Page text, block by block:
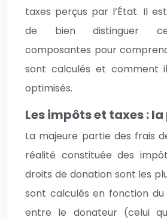
taxes perçus par l’État. Il
de bien distinguer
composantes pour
sont calculés et comment
optimisés.
Les impôts et taxes :
La majeure partie des frais
réalité constituée des
droits de donation sont les
sont calculés en fonction
entre le donateur (celui